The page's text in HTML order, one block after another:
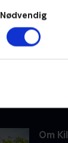
Nødvendig
Om